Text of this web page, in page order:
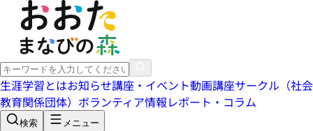
生涯学習とはお知らせ講座・イベント動画講座サークル（社会
教育関係団体） ボランティア情報レポート・コラム
検索 メニュー